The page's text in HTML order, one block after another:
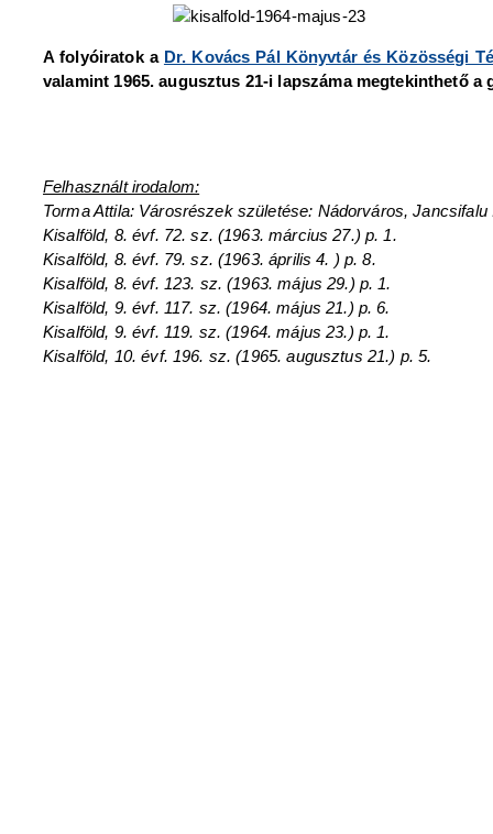
A folyóiratok a Dr. Kovács Pál Könyvtár és Közösségi
valamint 1965. augusztus 21-i lapszáma megtekinthető a
Felhasznált irodalom:
Torma Attila: Városrészek születése: Nádorváros,
Kisalföld, 8. évf. 72. sz. (1963. március 27.) p. 1.
Kisalföld, 8. évf. 79. sz. (1963. április 4. ) p. 8.
Kisalföld, 8. évf. 123. sz. (1963. május 29.) p. 1.
Kisalföld, 9. évf. 117. sz. (1964. május 21.) p. 6.
Kisalföld, 9. évf. 119. sz. (1964. május 23.) p. 1.
Kisalföld, 10. évf. 196. sz. (1965. augusztus 21.) p. 5.